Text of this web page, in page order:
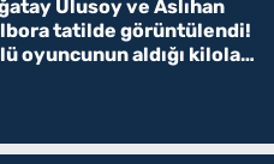
Ulusoy ve Aslıhan
tatilde görüntülendi!
oyuncunun aldığı kilolar